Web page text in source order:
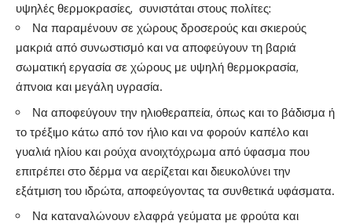
υψηλές θερμοκρασίες, συνιστάται στους πολίτες:
Να παραμένουν σε χώρους δροσερούς και σκιερούς
μακριά από συνωστισμό και να αποφεύγουν τη βαριά
σωματική εργασία σε χώρους με υψηλή θερμοκρασία,
άπνοια και μεγάλη υγρασία.
Να αποφεύγουν την ηλιοθεραπεία, όπως και το βάδισμα ή
το τρέξιμο κάτω από τον ήλιο και να φορούν καπέλο και
γυαλιά ηλίου και ρούχα ανοιχτόχρωμα από ύφασμα που
επιτρέπει στο δέρμα να αερίζεται και διευκολύνει την
εξάτμιση του ιδρώτα, αποφεύγοντας τα συνθετικά υφάσματα.
Να καταναλώνουν ελαφρά γεύματα με φρούτα και